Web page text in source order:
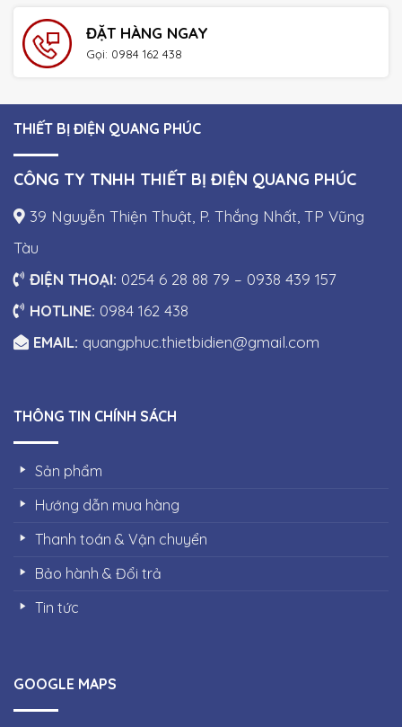
ĐẶT HÀNG NGAY
Gọi: 0984 162 438
THIẾT BỊ ĐIỆN QUANG PHÚC
CÔNG TY TNHH THIẾT BỊ ĐIỆN QUANG PHÚC
39 Nguyễn Thiện Thuật, P. Thắng Nhất, TP Vũng
Tàu
ĐIỆN THOẠI: 0254 6 28 88 79 – 0938 439 157
HOTLINE: 0984 162 438
EMAIL: quangphuc.thietbidien@gmail.com
THÔNG TIN CHÍNH SÁCH
Sản phẩm
Hướng dẫn mua hàng
Thanh toán & Vận chuyển
Bảo hành & Đổi trả
Tin tức
GOOGLE MAPS